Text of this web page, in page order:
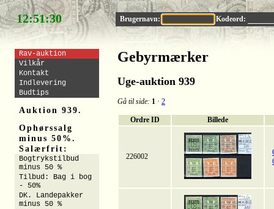
12:51:29 Brugernavn: Kodeord:
Gebyrmærker
Uge-auktion 939
Gå til side: 1 · 2
Ordre ID Billede
226002
Rav-auktion
Vilkår
Kontakt
Indlevering
Budtips
Auktion 939.
Ophørssalg
minus 50%.
Salærfrit:
Bogtrykstilbud
minus 50 %
Tilbud: Bag i bog
- 50%
DK. Landepakker
minus 50 %